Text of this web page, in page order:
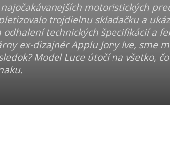
motoristických
trojdielnu skladačku a
odhalení technických špecifikácií a
ex-dizajnér Applu Jony Ive, sme
Model Luce útočí na všetko,